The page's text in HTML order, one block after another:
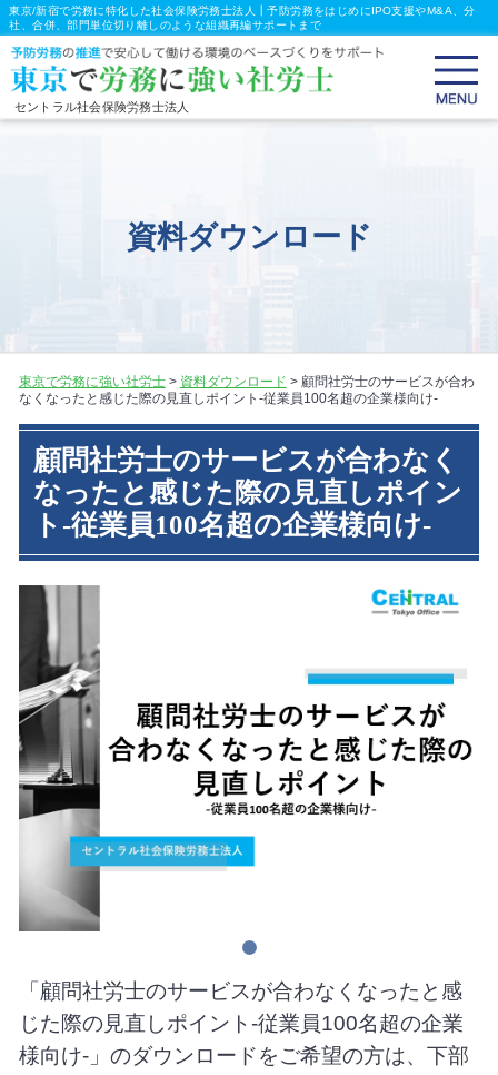
東京/新宿で労務に特化した社会保険労務士法人┃予防労務をはじめにIPO支援やM&A、分
社、合併、部門単位切り離しのような組織再編サポートまで
セントラル社会保険労務士法人
資料ダウンロード
東京で労務に強い社労士> 資料ダウンロード > 顧問社労士のサービスが合わ
なくなったと感じた際の見直しポイント-従業員100名超の企業様向け-
顧問社労士のサービスが合わなく
なったと感じた際の見直しポイン
ト-従業員100名超の企業様向け-
「顧問社労士のサービスが合わなくなったと感
じた際の見直しポイント-従業員100名超の企業
様向け-」のダウンロードをご希望の方は、下部